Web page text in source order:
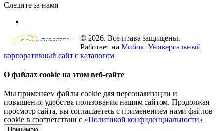
Следите за нами
© 2026. Все права защищены.
Работает на Мибок: Универсальный
корпоративный сайт с каталогом
О файлах cookie на этом веб-сайте
Мы применяем файлы cookie для персонализации и
повышения удобства пользования нашим сайтом. Продолжая
просмотр сайта, вы соглашаетесь с применением нами файлов
cookie в соответствии с «Политикой конфиденциальности»
Принимаю